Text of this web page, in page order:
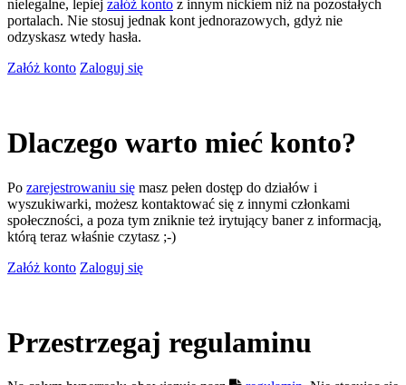
nielegalne, lepiej załóż konto z innym nickiem niż na pozostałych
portalach. Nie stosuj jednak kont jednorazowych, gdyż nie
odzyskasz wtedy hasła.
Załóż konto Zaloguj się
Dlaczego warto mieć konto?
Po zarejestrowaniu się masz pełen dostęp do działów i
wyszukiwarki, możesz kontaktować się z innymi członkami
społeczności, a poza tym zniknie też irytujący baner z informacją,
którą teraz właśnie czytasz ;-)
Załóż konto Zaloguj się
Przestrzegaj regulaminu